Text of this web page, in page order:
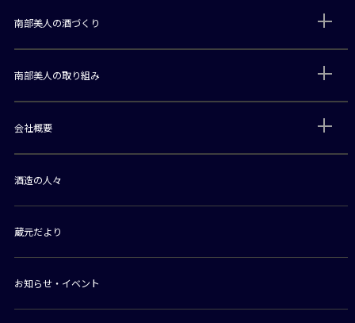
南部美人の酒づくり
南部美人の取り組み
会社概要
酒造の人々
蔵元だより
お知らせ・イベント